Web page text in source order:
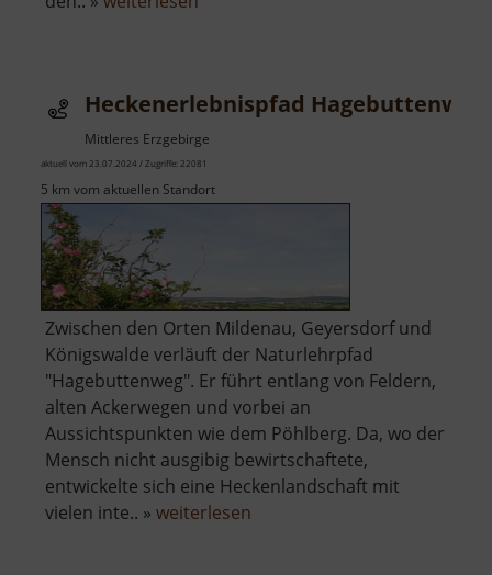
Heckenerlebnispfad Hagebuttenweg
Mittleres Erzgebirge
aktuell vom 23.07.2024 / Zugriffe: 22081
5 km vom aktuellen Standort
Zwischen den Orten Mildenau, Geyersdorf und
Königswalde verläuft der Naturlehrpfad
"Hagebuttenweg". Er führt entlang von Feldern,
alten Ackerwegen und vorbei an
Aussichtspunkten wie dem Pöhlberg. Da, wo der
Mensch nicht ausgibig bewirtschaftete,
entwickelte sich eine Heckenlandschaft mit
vielen inte.. » weiterlesen